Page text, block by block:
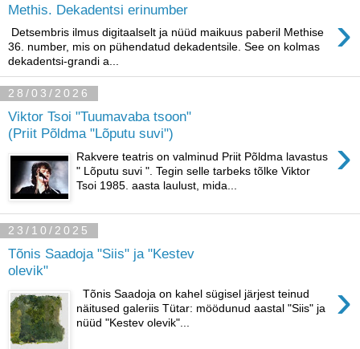
Methis. Dekadentsi erinumber ›
Detsembris ilmus digitaalselt ja nüüd maikuus paberil Methise
36. number, mis on pühendatud dekadentsile. See on kolmas
dekadentsi-grandi a...
28/03/2026
Viktor Tsoi "Tuumavaba tsoon"
(Priit Põldma "Lõputu suvi")
›
Rakvere teatris on valminud Priit Põldma lavastus
" Lõputu suvi ". Tegin selle tarbeks tõlke Viktor
Tsoi 1985. aasta laulust, mida...
23/10/2025
Tõnis Saadoja "Siis" ja "Kestev
olevik"
›
Tõnis Saadoja on kahel sügisel järjest teinud
näitused galeriis Tütar: möödunud aastal "Siis" ja
nüüd "Kestev olevik"...